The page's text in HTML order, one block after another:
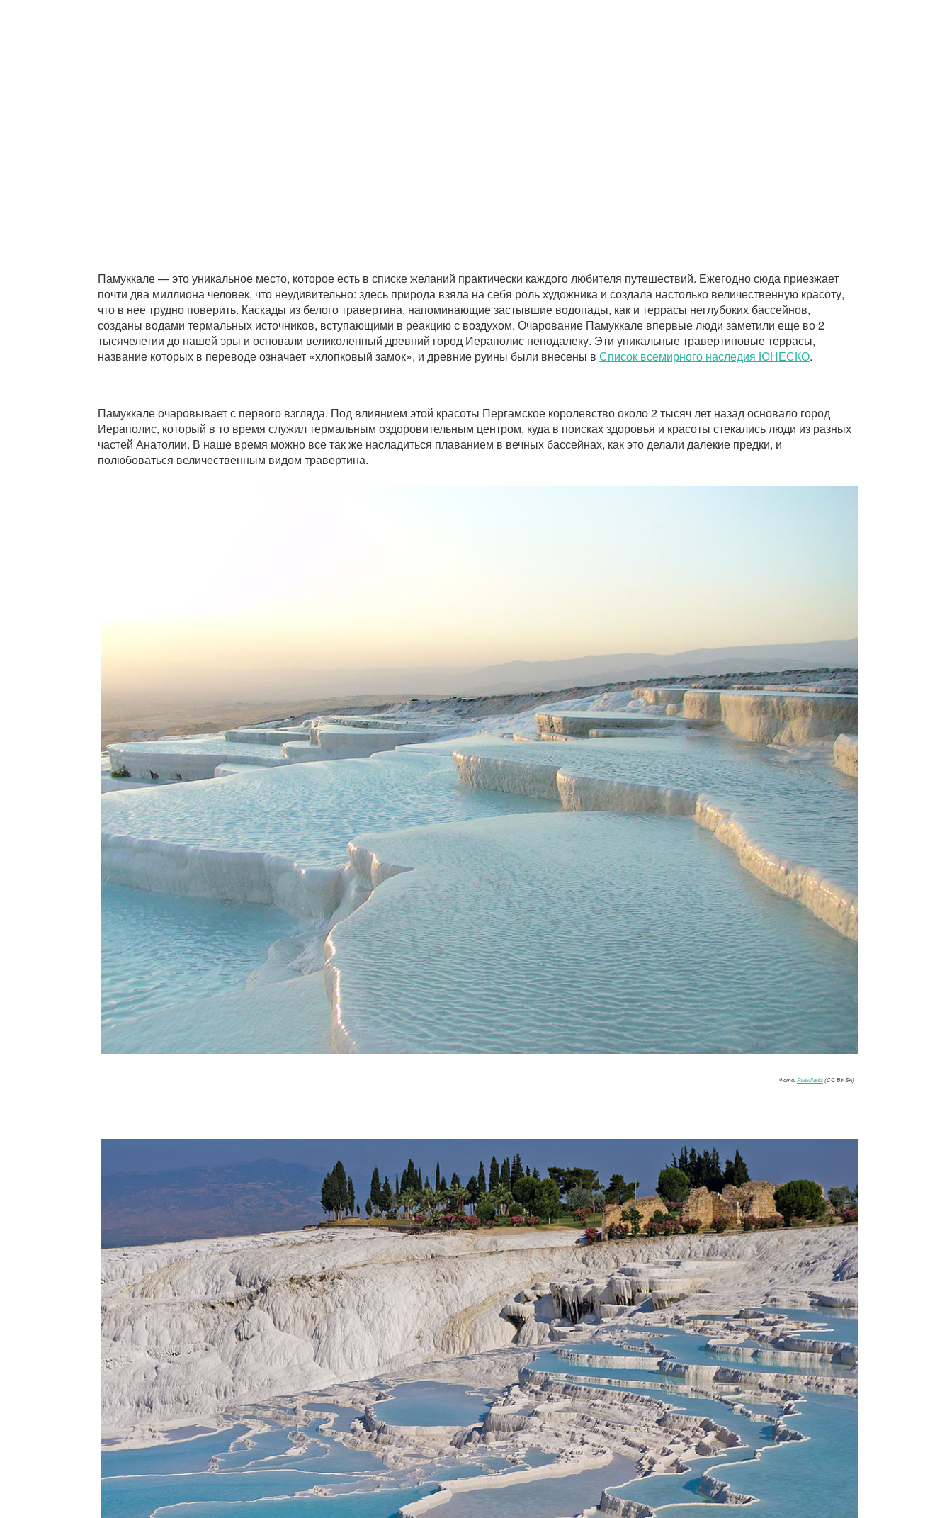
Памуккале — это уникальное место, которое есть в списке желаний практически каждого любителя путешествий. Ежегодно сюда приезжает
почти два миллиона человек, что неудивительно: здесь природа взяла на себя роль художника и создала настолько величественную красоту,
что в нее трудно поверить. Каскады из белого травертина, напоминающие застывшие водопады, как и террасы неглубоких бассейнов,
созданы водами термальных источников, вступающими в реакцию с воздухом. Очарование Памуккале впервые люди заметили еще во 2
тысячелетии до нашей эры и основали великолепный древний город Иераполис неподалеку. Эти уникальные травертиновые террасы,
название которых в переводе означает «хлопковый замок», и древние руины были внесены в Список всемирного наследия ЮНЕСКО.
Памуккале очаровывает с первого взгляда. Под влиянием этой красоты Пергамское королевство около 2 тысяч лет назад основало город
Иераполис, который в то время служил термальным оздоровительным центром, куда в поисках здоровья и красоты стекались люди из разных
частей Анатолии. В наше время можно все так же насладиться плаванием в вечных бассейнах, как это делали далекие предки, и
полюбоваться величественным видом травертина.
Фото:Pvasiliadis(CC BY-SA)